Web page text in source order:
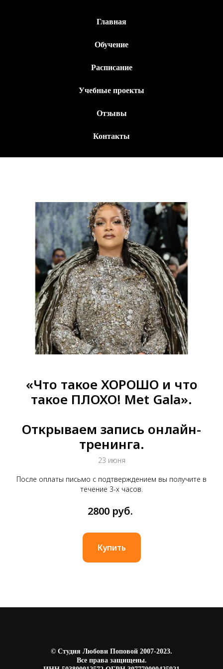
Главная
Обучение
Расписание
Учебные проекты
Отзывы
Контакты
«Что такое ХОРОШО и что
такое ПЛОХО! Met Gala».
Открываем запись онлайн-
тренинга.
23 июня
После оплаты письмо с подтверждением вы получите в
течение 3-х часов.
2800 руб.
Купить
© Студия Любови Поповой 2007-2023.
Все права защищены.